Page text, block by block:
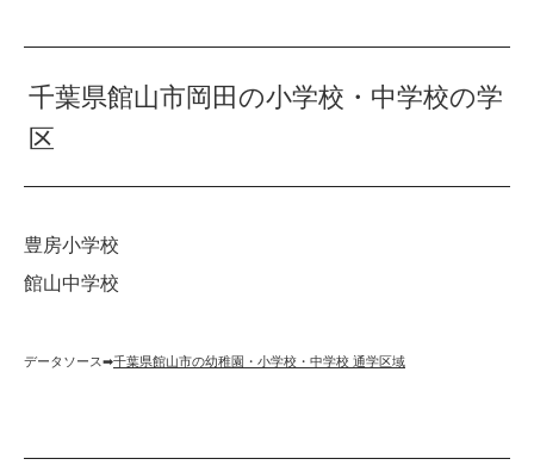
千葉県館山市岡田の小学校・中学校の学
区
豊房小学校
館山中学校
データソース➡︎千葉県館山市の幼稚園・小学校・中学校 通学区域